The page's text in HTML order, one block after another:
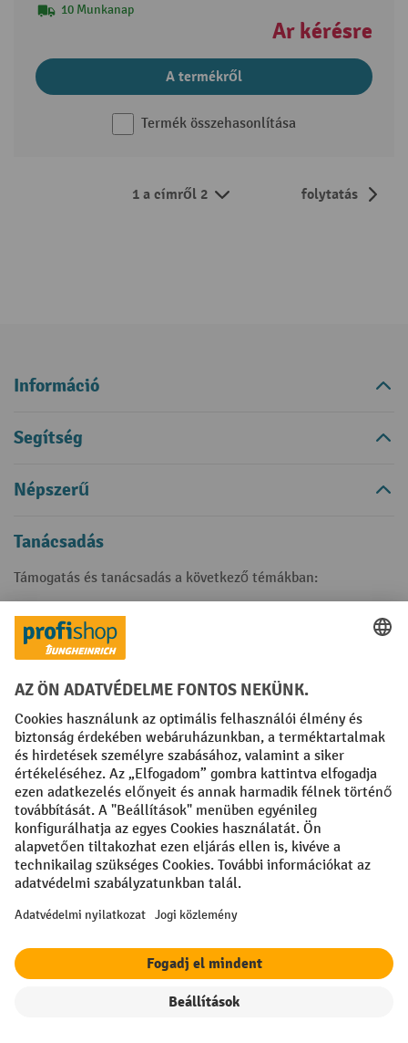
10 Munkanap
Ár kérésre
A termékről
Termék összehasonlítása
1 a címről 2 folytatás
Információ
Segítség
Népszerű
Tanácsadás
Támogatás és tanácsadás a következő témákban:
+36 20 348 8830
Vagykapcsolatfelvételi űrlapon
Fizetési lehetőségek
Creditcard (Master)Creditcard (Visa)
Számla
Előrefizetés
Közösségi Média
Facebook
YouTube
LinkedIn
Instagram